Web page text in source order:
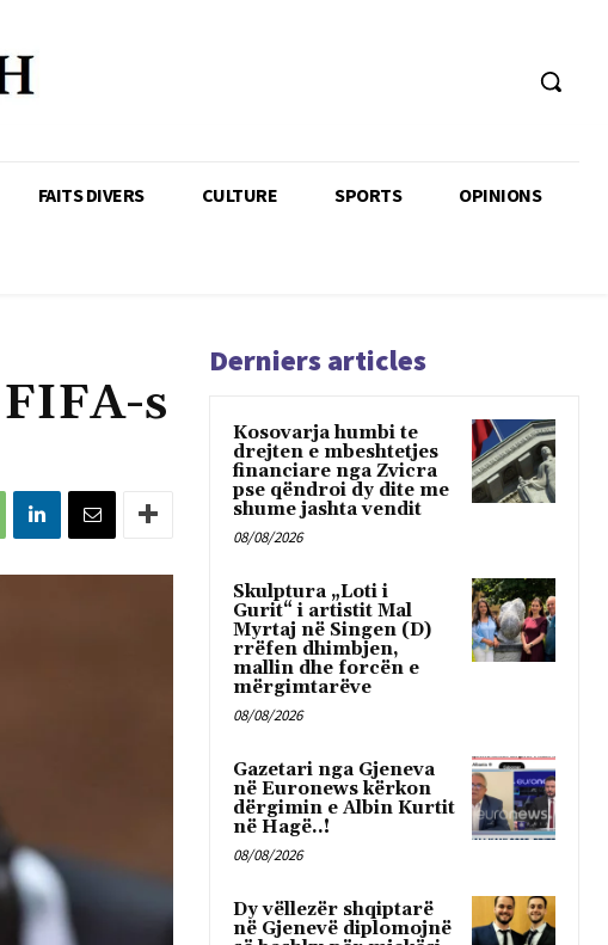
FAITS DIVERS CULTURE SPORTS OPINIONS
s
Derniers articles
Kosovarja humbi te
drejten e mbeshtetjes
financiare nga Zvicra
pse qëndroi dy dite me
shume jashta vendit
08/08/2026
Skulptura „Loti i
Gurit“ i artistit Mal
Myrtaj në Singen (D)
rrëfen dhimbjen,
mallin dhe forcën e
mërgimtarëve
08/08/2026
Gazetari nga Gjeneva
në Euronews kërkon
dërgimin e Albin Kurtit
në Hagë..!
08/08/2026
Dy vëllezër shqiptarë
në Gjenevë diplomojnë